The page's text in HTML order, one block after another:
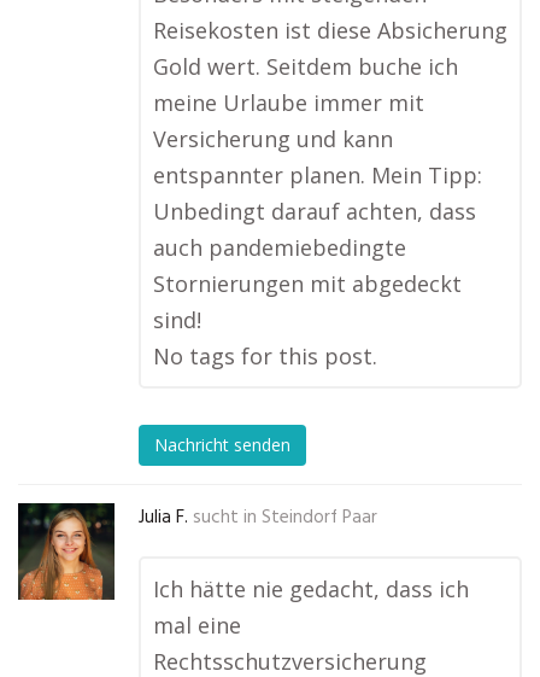
Reisekosten ist diese Absicherung
Gold wert. Seitdem buche ich
meine Urlaube immer mit
Versicherung und kann
entspannter planen. Mein Tipp:
Unbedingt darauf achten, dass
auch pandemiebedingte
Stornierungen mit abgedeckt
sind!
No tags for this post.
Nachricht senden
Julia F. sucht in Steindorf Paar
Ich hätte nie gedacht, dass ich
mal eine
Rechtsschutzversicherung